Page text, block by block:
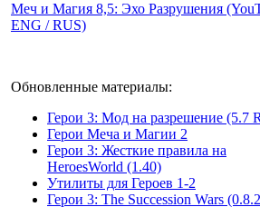
Меч и Магия 8,5: Эхо Разрушения
ENG / RUS)
Обновленные материалы:
Герои 3: Мод на разрешение (5.7
Герои Меча и Магии 2
Герои 3: Жесткие правила на
HeroesWorld (1.40)
Утилиты для Героев 1-2
Герои 3: The Succession Wars